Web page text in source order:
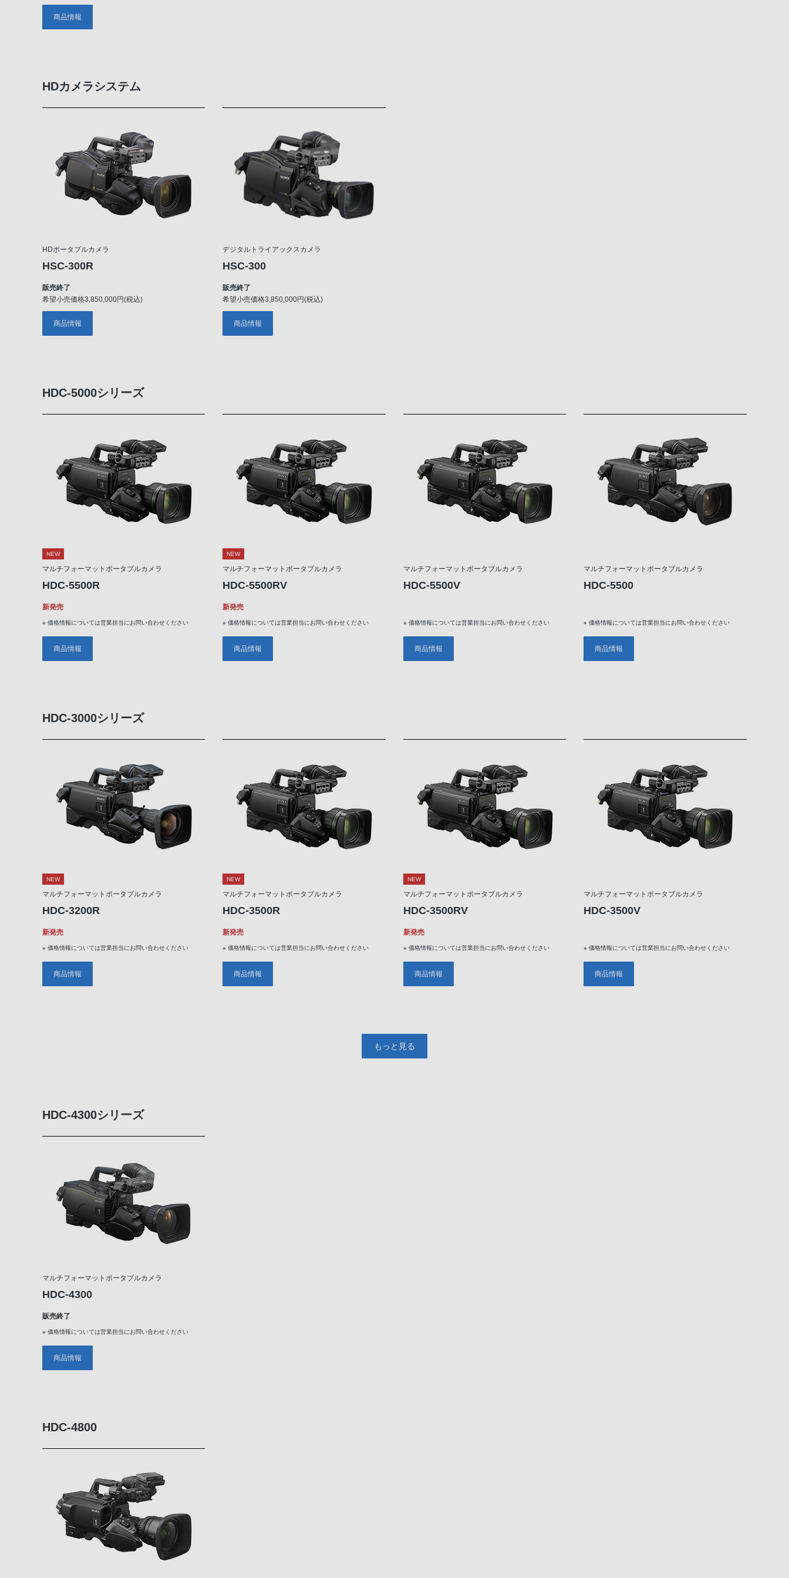
商品情報
HDカメラシステム
HDポータブルカメラ
HSC-300R
販売終了
希望小売価格3,850,000円(税込)
商品情報
デジタルトライアックスカメラ
HSC-300
販売終了
希望小売価格3,850,000円(税込)
商品情報
HDC-5000シリーズ
NEW
マルチフォーマットポータブルカメラ
HDC-5500R
新発売
※ 価格情報については営業担当にお問い合わせください
商品情報
NEW
マルチフォーマットポータブルカメラ
HDC-5500RV
新発売
※ 価格情報については営業担当にお問い合わせください
商品情報
マルチフォーマットポータブルカメラ
HDC-5500V
※ 価格情報については営業担当にお問い合わせください
商品情報
マルチフォーマットポータブルカメラ
HDC-5500
※ 価格情報については営業担当にお問い合わせください
商品情報
HDC-3000シリーズ
NEW
マルチフォーマットポータブルカメラ
HDC-3200R
新発売
※ 価格情報については営業担当にお問い合わせください
商品情報
NEW
マルチフォーマットポータブルカメラ
HDC-3500R
新発売
※ 価格情報については営業担当にお問い合わせください
商品情報
NEW
マルチフォーマットポータブルカメラ
HDC-3500RV
新発売
※ 価格情報については営業担当にお問い合わせください
商品情報
マルチフォーマットポータブルカメラ
HDC-3500V
※ 価格情報については営業担当にお問い合わせください
商品情報
もっと見る
HDC-4300シリーズ
マルチフォーマットポータブルカメラ
HDC-4300
販売終了
※ 価格情報については営業担当にお問い合わせください
商品情報
HDC-4800